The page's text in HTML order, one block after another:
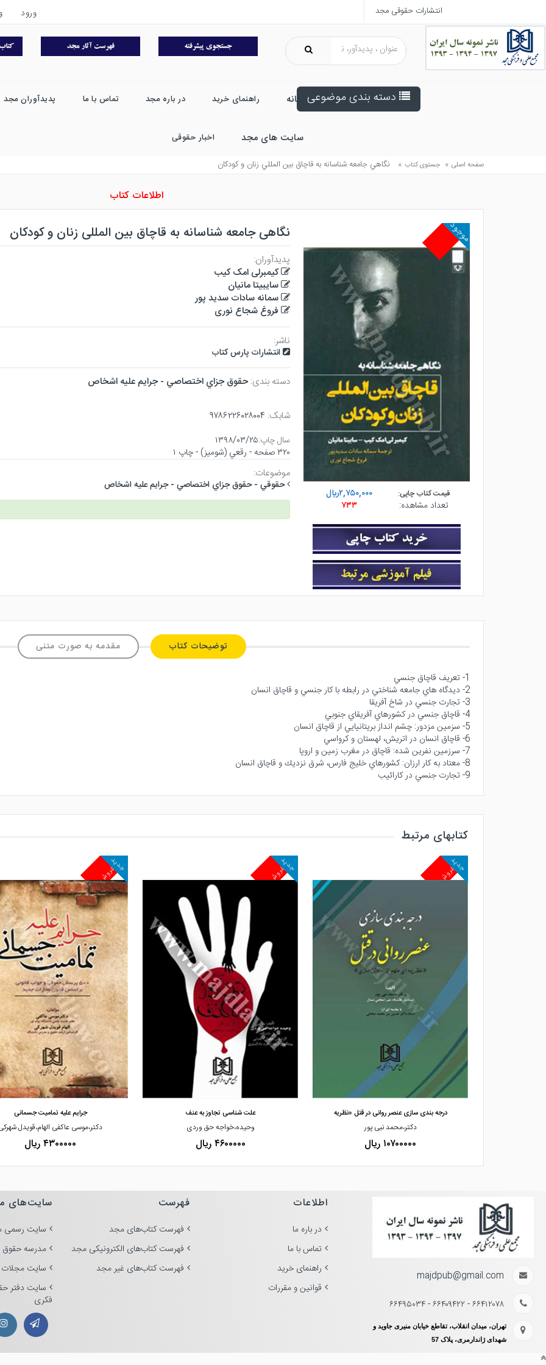
انتشارات حقوقی مجد ورود
دسته بندی موضوعی خانه راهنمای خرید در باره مجد تماس با ما پدیدآوران مجد
سایت های مجد اخبار حقوقی
صفحه اصلی » جستوی کتاب » نگاهي جامعه شناسانه به قاچاق بين المللي زنان و كودكان
اطلاعات کتاب
موجود
قیمت کتاب چاپی:
۲,۷۵۰,۰۰۰ريال
تعداد مشاهده:
۷۳۳
نگاهی جامعه شناسانه به قاچاق بین المللی زنان و کودکان
پدیدآوران:
کیمبرلی امک کیب
سایبیتا مانیان
سمانه سادات سدید پور
فروغ شجاع نوری
ناشر:
انتشارات پارس کتاب
دسته بندی:حقوق جزاي اختصاصي - جرايم عليه اشخاص
شابک: ۹۷۸۶۲۲۶۰۲۸۰۰۴
سال چاپ:۱۳۹۸/۰۳/۲۵
۳۲۰ صفحه - رقعي (شوميز) - چاپ ۱
موضوعات:
حقوقي - حقوق جزاي اختصاصي - جرايم عليه اشخاص
توضیحات کتاب مقدمه به صورت متنی
1- تعريف قاچاق جنسي
2- ديدگاه هاي جامعه شناختي در رابطه با كار جنسي و قاچاق انسان
3- تجارت جنسي در شاخ آفريقا
4- قاچاق جنسي در كشورهاي آفريقاي جنوبي
5- سزمين مزدور: چشم انداز بريتانيايي از قاچاق انسان
6- قاچاق انسان در اتريش، لهستان و كرواسي
7- سرزمين نفرين شده: قاچاق در مغرب زمين و اروپا
8- معتاد به كار ارزان: كشورهاي خليج فارس، شرق نزديك و قاچاق انسان
9- تجارت جنسي در كارائيب
کتابهای مرتبط
مشاهده و خرید
پرفروش
جدید
مشاهده و خرید
درجه بندی سازی عنصر روانی در قتل «نظریه
دکتر،محمد نبی پور
۱۰۷۰۰۰۰۰ ریال
پرفروش
جدید
مشاهده و خرید
علت شناسی تجاوز به عنف
وحیده،خواجه حق وردی
۴۶۰۰۰۰۰ ریال
پرفروش
جدید
جرایم علیه تمامیت جسمانی
دکتر،موسی عاکفی الهام،قویدل
۴۳۰۰۰۰۰ ریال
majdpub@gmail.com
۶۶۴۱۲۰۷۸ - ۶۶۴۰۹۴۲۲ - ۶۶۴۹۵۰۳۴
تهران، میدان انقلاب، تقاطع خیابان منیری جاوید و
شهدای ژاندارمری، پلاک 57
اطلاعات
در باره ما
تماس با ما
راهنمای خرید
قوانین و مقررات
فهرست
فهرست کتاب‌های مجد
فهرست کتاب‌های الکترونیکی مجد
فهرست کتاب‌های غیر مجد
سایت‌های
سایت رسمی
مدرسه
سایت
سایت دفتر
فکری